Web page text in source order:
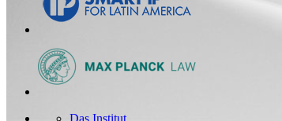
Das Institut